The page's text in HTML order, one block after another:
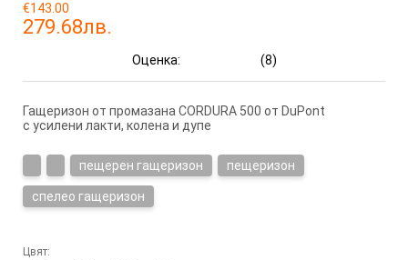
€143.00
279.68лв.
Оценка: (8)
Гащеризон от промазана CORDURA 500 от DuPont
с усилени лакти, колена и дупе
пещерен гащеризон пещеризон
спелео гащеризон
Цвят: